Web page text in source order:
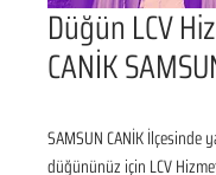
Düğün LCV
CANİK
SAMSUN CANİK İlçesinde
düğününüz için LCV